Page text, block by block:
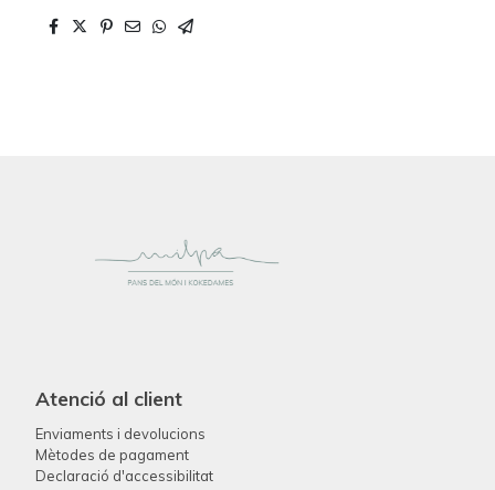
Atenció al client
Enviaments i devolucions
Mètodes de pagament
Declaració d'accessibilitat